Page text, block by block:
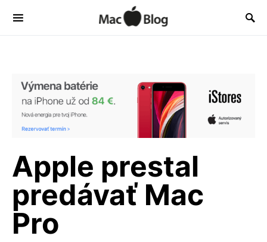
Apple prestal
predávať Mac
Pro